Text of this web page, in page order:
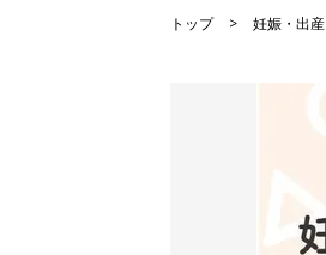
トップ 妊娠・出産